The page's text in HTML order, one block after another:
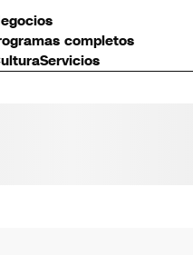
completos
Servicios